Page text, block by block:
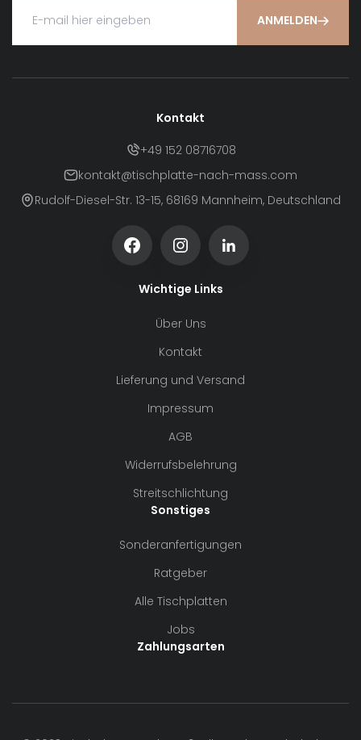
ANMELDEN
Kontakt
+49 152 08716708
kontakt@tischplatte-nach-mass.com
Rudolf-Diesel-Str. 13-15, 68169 Mannheim, Deutschland
Wichtige Links
Über Uns
Kontakt
Lieferung und Versand
Impressum
AGB
Widerrufsbelehrung
Streitschlichtung
Sonstiges
Sonderanfertigungen
Ratgeber
Alle Tischplatten
Jobs
Zahlungsarten